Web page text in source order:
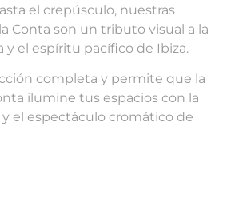
el crepúsculo, nuestras
Conta son un tributo visual a la
y el espíritu pacífico de Ibiza.
completa y permite que la
ilumine tus espacios con la
el espectáculo cromático de